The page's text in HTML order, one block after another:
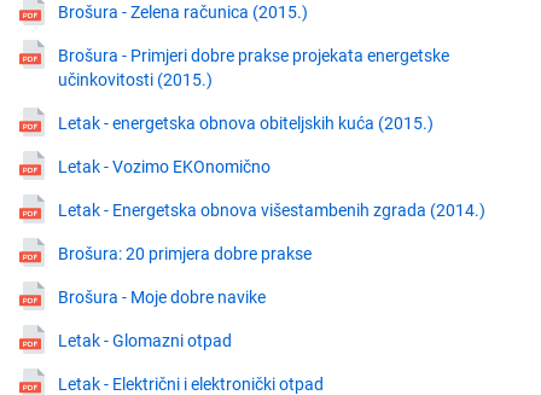
Brošura - Zelena računica (2015.)
Brošura - Primjeri dobre prakse projekata energetske
učinkovitosti (2015.)
Letak - energetska obnova obiteljskih kuća (2015.)
Letak - Vozimo EKOnomično
Letak - Energetska obnova višestambenih zgrada (2014.)
Brošura: 20 primjera dobre prakse
Brošura - Moje dobre navike
Letak - Glomazni otpad
Letak - Električni i elektronički otpad